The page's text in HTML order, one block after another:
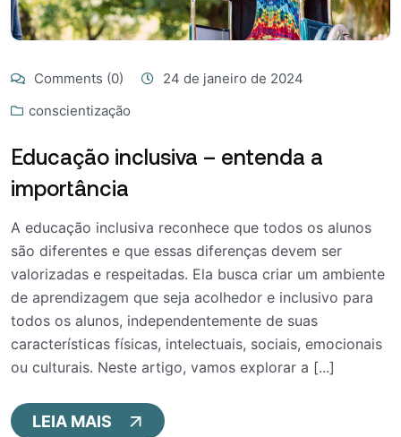
Comments (0)
24 de janeiro de 2024
conscientização
Educação inclusiva – entenda a
importância
A educação inclusiva reconhece que todos os alunos
são diferentes e que essas diferenças devem ser
valorizadas e respeitadas. Ela busca criar um ambiente
de aprendizagem que seja acolhedor e inclusivo para
todos os alunos, independentemente de suas
características físicas, intelectuais, sociais, emocionais
ou culturais. Neste artigo, vamos explorar a [...]
LEIA MAIS